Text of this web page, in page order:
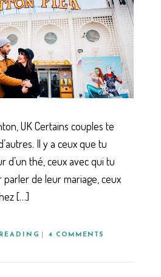
UK Certains couples te
Il y a ceux que tu
d’un thé, ceux avec qui tu
de leur mariage, ceux
[…]
4 COMMENTS